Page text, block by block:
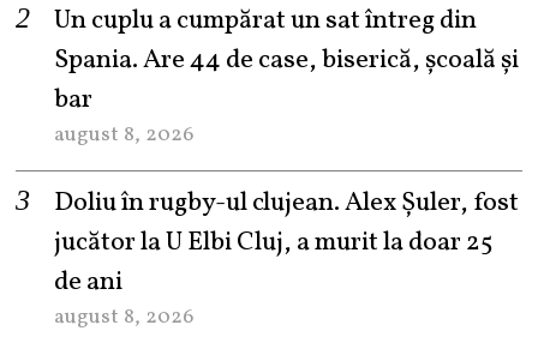
Un cuplu a cumpărat un sat întreg din
Spania. Are 44 de case, biserică, școală și
bar
august 8, 2026
Doliu în rugby-ul clujean. Alex Șuler, fost
jucător la U Elbi Cluj, a murit la doar 25
de ani
august 8, 2026